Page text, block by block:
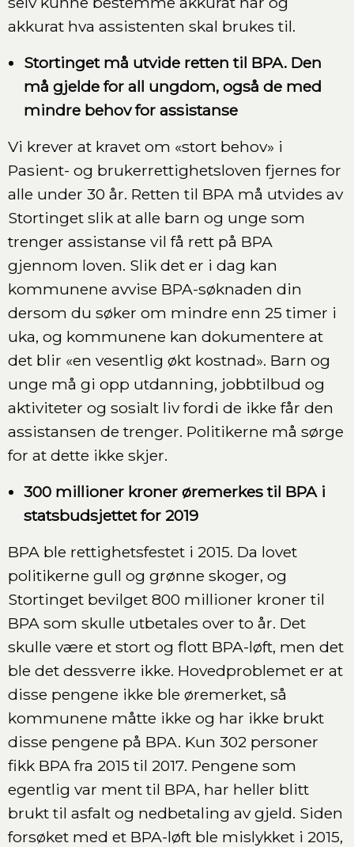
akkurat hva assistenten skal brukes til.
Stortinget må utvide retten til BPA. Den
må gjelde for all ungdom, også de med
mindre behov for assistanse
Vi krever at kravet om «stort behov» i
Pasient- og brukerrettighetsloven fjernes for
alle under 30 år. Retten til BPA må utvides av
Stortinget slik at alle barn og unge som
trenger assistanse vil få rett på BPA
gjennom loven. Slik det er i dag kan
kommunene avvise BPA-søknaden din
dersom du søker om mindre enn 25 timer i
uka, og kommunene kan dokumentere at
det blir «en vesentlig økt kostnad». Barn og
unge må gi opp utdanning, jobbtilbud og
aktiviteter og sosialt liv fordi de ikke får den
assistansen de trenger. Politikerne må sørge
for at dette ikke skjer.
300 millioner kroner øremerkes til BPA i
statsbudsjettet for 2019
BPA ble rettighetsfestet i 2015. Da lovet
politikerne gull og grønne skoger, og
Stortinget bevilget 800 millioner kroner til
BPA som skulle utbetales over to år. Det
skulle være et stort og flott BPA-løft, men det
ble det dessverre ikke. Hovedproblemet er at
disse pengene ikke ble øremerket, så
kommunene måtte ikke og har ikke brukt
disse pengene på BPA. Kun 302 personer
fikk BPA fra 2015 til 2017. Pengene som
egentlig var ment til BPA, har heller blitt
brukt til asfalt og nedbetaling av gjeld. Siden
forsøket med et BPA-løft ble mislykket i 2015,